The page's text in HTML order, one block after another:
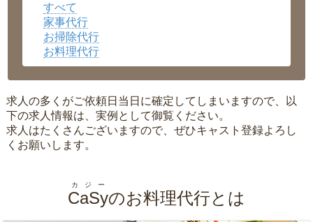
沖縄県
すべて
家事代行
お掃除代行
お料理代行
求人の多くがご依頼日当日に確定してしまいますので、以
下の求人情報は、実例として御覧ください。
求人はたくさんございますので、ぜひキャスト登録よろし
くお願いします。
CaSy
カジー
のお料理代行とは